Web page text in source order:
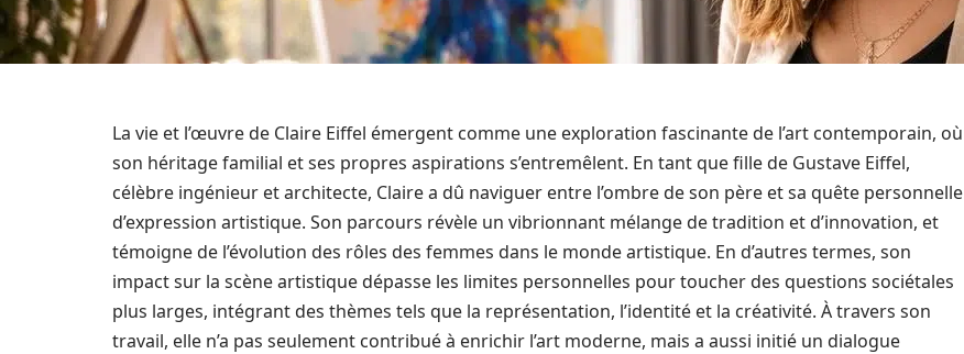
La vie et l’œuvre de Claire Eiffel émergent comme une exploration fascinante de l’art contemporain, où
son héritage familial et ses propres aspirations s’entremêlent. En tant que fille de Gustave Eiffel,
célèbre ingénieur et architecte, Claire a dû naviguer entre l’ombre de son père et sa quête personnelle
d’expression artistique. Son parcours révèle un vibrionnant mélange de tradition et d’innovation, et
témoigne de l’évolution des rôles des femmes dans le monde artistique. En d’autres termes, son
impact sur la scène artistique dépasse les limites personnelles pour toucher des questions sociétales
plus larges, intégrant des thèmes tels que la représentation, l’identité et la créativité. À travers son
travail, elle n’a pas seulement contribué à enrichir l’art moderne, mais a aussi initié un dialogue